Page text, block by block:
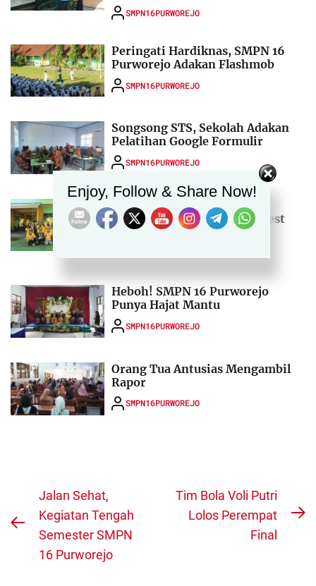
SMPN16PURWOREJO
Peringati Hardiknas, SMPN 16
Purworejo Adakan Flashmob
SMPN16PURWOREJO
Songsong STS, Sekolah Adakan
Pelatihan Google Formulir
SMPN16PURWOREJO
Cek Kebugaran, SMPN 16
Purworejo Ikuti Rockport Test
dan Screening
Heboh! SMPN 16 Purworejo
Punya Hajat Mantu
SMPN16PURWOREJO
Orang Tua Antusias Mengambil
Rapor
SMPN16PURWOREJO
Navigasi
pos
Previous
Jalan Sehat,
Kegiatan Tengah
Semester SMPN
16 Purworejo
Tim Bola Voli Putri
Lolos Perempat
Final
Enjoy, Follow & Share Now!
Set Youtube Channel ID